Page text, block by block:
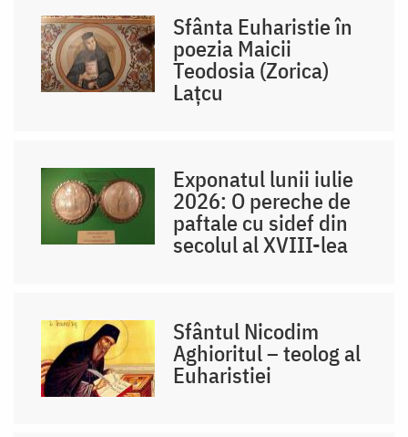
Sfânta Euharistie în
poezia Maicii
Teodosia (Zorica)
Lațcu
Exponatul lunii iulie
2026: O pereche de
paftale cu sidef din
secolul al XVIII-lea
Sfântul Nicodim
Aghioritul – teolog al
Euharistiei